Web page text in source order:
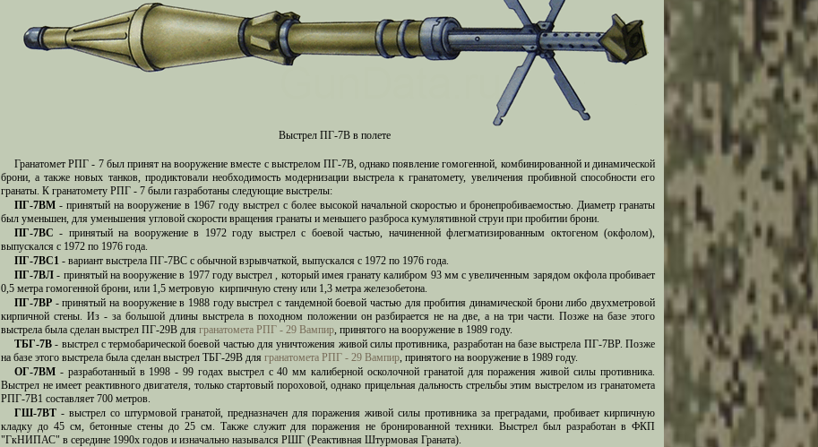
Выстрел ПГ-7В в полете
Гранатомет РПГ - 7 был принят на вооружение вместе с выстрелом ПГ-7В, однако появление гомогенной, комбинированной и динамической
брони, а также новых танков, продиктовали необходимость модернизации выстрела к гранатомету, увеличения пробивной способности его
гранаты. К гранатомету РПГ - 7 были газработаны следующие выстрелы:
ПГ-7ВМ - принятый на вооружение в 1967 году выстрел с более высокой начальной скоростью и бронепробиваемостью. Диаметр гранаты
был уменьшен, для уменьшения угловой скорости вращения гранаты и меньшего разброса кумулятивной струи при пробитии брони.
ПГ-7ВС - принятый на вооружение в 1972 году выстрел с боевой частью, начиненной флегматизированным октогеном (окфолом),
выпускался с 1972 по 1976 года.
ПГ-7ВС1 - вариант выстрела ПГ-7ВС с обычной взрывчаткой, выпускался с 1972 по 1976 года.
ПГ-7ВЛ - принятый на вооружение в 1977 году выстрел , который имея гранату калибром 93 мм с увеличенным зарядом окфола пробивает
0,5 метра гомогенной брони, или 1,5 метровую кирпичную стену или 1,3 метра железобетона.
ПГ-7ВР - принятый на вооружение в 1988 году выстрел с тандемной боевой частью для пробития динамической брони либо двухметровой
кирпичной стены. Из - за большой длины выстрела в походном положении он разбирается не на две, а на три части. Позже на базе этого
выстрела была сделан выстрел ПГ-29В для гранатомета РПГ - 29 Вампир, принятого на вооружение в 1989 году.
ТБГ-7В - выстрел с термобарической боевой частью для уничтожения живой силы противника, разработан на базе выстрела ПГ-7ВР. Позже
на базе этого выстрела была сделан выстрел ТБГ-29В для гранатомета РПГ - 29 Вампир, принятого на вооружение в 1989 году.
ОГ-7ВМ - разработанный в 1998 - 99 годах выстрел с 40 мм калиберной осколочной гранатой для поражения живой силы противника.
Выстрел не имеет реактивного двигателя, только стартовый пороховой, однако прицельная дальность стрельбы этим выстрелом из гранатомета
РПГ-7В1 составляет 700 метров.
ГШ-7ВТ - выстрел со штурмовой гранатой, предназначен для поражения живой силы противника за преградами, пробивает кирпичную
кладку до 45 см, бетонные стены до 25 см. Также служит для поражения не бронированной техники. Выстрел был разработан в ФКП
"ГкНИПАС" в середине 1990х годов и изначально назывался РШГ (Реактивная Штурмовая Граната).